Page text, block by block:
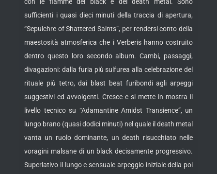
sufficienti i quasi dieci minuti della traccia di apertura,
“Sepulchre of Shattered Saints”, per rendersi conto della
maestosità atmosferica che i Verberis hanno costruito
dentro questo loro secondo album. Cambi, passaggi,
divagazioni: dalla furia più sulfurea alla celebrazione del
rituale più tetro, dai blast beat furibondi agli arpeggi
suggestivi ed avvolgenti. Cresce e si mette in mostra il
livello tecnico su “Adamantine Amidst Transience”, un
lungo brano (quasi dodici minuti) nel quale il death metal
vanta un ruolo dominante, un death risucchiato nelle
voragini malsane di un black decisamente progressivo.
Superlativo il lungo e sensuale arpeggio iniziale della poi